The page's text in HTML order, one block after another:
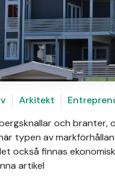
Arkitekt
och branter,
typen av
också finnas
artikel